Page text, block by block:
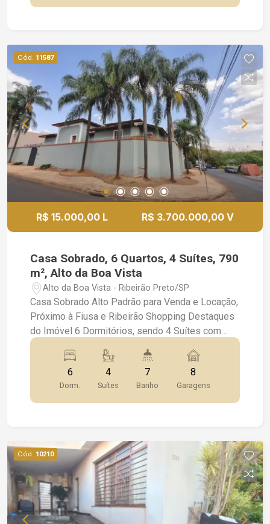
suítes amplos Lavabo Sacada com ótima vista 4
Painel de TV Box Blindex, chuveiros, espelhos e
iluminação completa Área de churrasco com
bancada e banheiro externo Piscina privativa
Condomínio com Estrutura de Lazer e Segurança:
Áreas de lazer completas Portaria 24 horas
Ambiente seguro, tranquilo e familiar
Cód. 11587
R$ 15.000,00 L R$ 3.700.000,00 V
Casa Sobrado, 6 Quartos, 4 Suítes, 790
m², Alto da Boa Vista
Alto da Boa Vista - Ribeirão Preto/SP
Casa Sobrado Alto Padrão para Venda e Locação,
Próximo à Fiusa e Ribeirão Shopping Destaques
do Imóvel 6 Dormitórios, sendo 4 Suítes com
Closet e Hidromassagem 2 Dormitórios de
Empregada Banheiro Social, Lavabo e Vestiário 3
Salas amplas + Salão com Lareira Barzinho
integrado Estrutura e Lazer Salão de Festas
Piscina Área de Churrasco toda avarandada
em Armários Iluminação completa Cerca Elétrica
8 Vagas de Garagem Segurança no Bairro.
6
Dorm.
4
Suítes
7
Banho
8
Garagens
Cód. 10210